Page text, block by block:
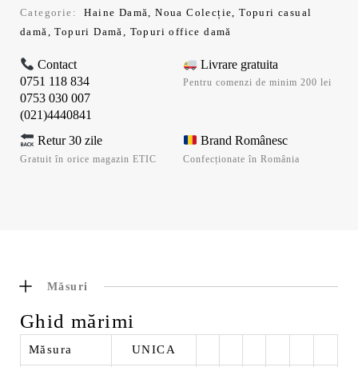
Categorie:
Haine Damă,Noua Colecție,Topuri casual
damă,Topuri Damă, Topuri office damă
Contact
0751 118 834
0753 030 007
(021)4440841
Livrare gratuita
Pentru comenzi de minim 200 lei
Retur 30 zile
Gratuit în orice magazin ETIC
Brand Românesc
Confecționate în România
Măsuri
Ghid mărimi
Măsura UNICA